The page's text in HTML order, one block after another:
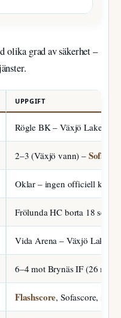
olika grad av säkerhet –
UPPGIFT
Rögle BK – Växjö Lakers
2–3 (Växjö vann) –
Oklar – ingen officiell kanal
Frölunda HC borta 18 sept
Vida Arena – Växjö Lakers
6–4 mot Brynäs IF (26
Flashscore, Sofascore,